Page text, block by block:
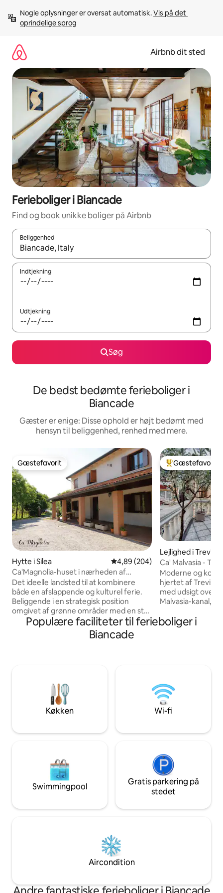
videre
Nogle oplysninger er oversat automatisk. Vis på det
oprindelige sprog
Airbnb dit sted
Ferieboliger i Biancade
Find og book unikke boliger på Airbnb
Beliggenhed
Når resultaterne er tilgængelige, skal du navigere med
Indtjekning
Udtjekning
Søg
De bedst bedømte ferieboliger i
Biancade
Gæster er enige: Disse ophold er højt bedømt med
hensyn til beliggenhed, renhed med mere.
Gæstefavorit
Gæstefavorit
Hytte i Silea 4,89 ud af 5 i gennemsnitlig
4,89 (204)
Ca'Magnolia-huset i nærheden af
Venedig
Det ideelle landsted til at kombinere
både en afslappende og kulturel ferie.
Beliggende i en strategisk position
omgivet af grønne områder med en stor
have i udkanten af Treviso med nem
adgang til mange smukke steder. 15-20
minutter fra både Venedig og Treviso
stranden. Nem adgang til motorvejen
Verona Gardasøen. Codice Struttura:
M0260810008 CIN:
IT026081B4TJUGX5F3
Bedste
Gæstefavorit
Lejlighed i Treviso
Ca' Malvasia -
Moderne og
hjertet af
med udsigt over
Malvasia-kanal,
Gangafstand til
barer og caféer.
vaskemaskine.
og Venedig,
Treviso A.
Populære faciliteter til ferieboliger i
Biancade
Køkken Wi-fi
Swimmingpool
Gratis parkering på
stedet
Aircondition